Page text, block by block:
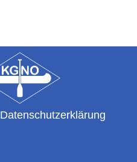
Datenschutzerklärung